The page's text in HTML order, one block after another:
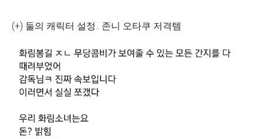
(+) 둘의 캐릭터 설정.. 존니 오타쿠 저격템